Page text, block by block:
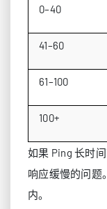
0–40
41–60
61–100
100+
如果 Ping 长时
响应缓慢的问题
内。